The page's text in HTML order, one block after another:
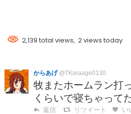
2,139 total views, 2 views today
からあげ @TKaraage0130
牧またホームラン打
くらいで寝ちゃって
返信 リツイート い